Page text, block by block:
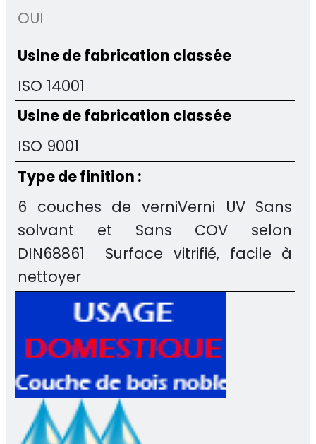
OUI
Usine de fabrication classée
ISO 14001
Usine de fabrication classée
ISO 9001
Type de finition :
6 couches de verniVerni UV Sans
solvant et Sans COV selon
DIN68861 Surface vitrifié, facile à
nettoyer